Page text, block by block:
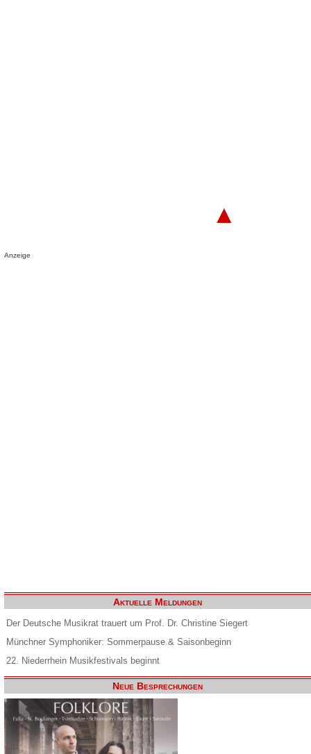
▲
Anzeige
Aktuelle Meldungen
Der Deutsche Musikrat trauert um Prof. Dr. Christine Siegert
Münchner Symphoniker: Sommerpause & Saisonbeginn
22. Niederrhein Musikfestivals beginnt
Neue Besprechungen